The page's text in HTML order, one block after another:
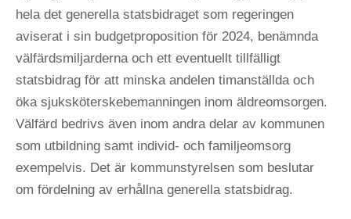
hela det generella statsbidraget som regeringen
aviserat i sin budgetproposition för 2024, benämnda
välfärdsmiljarderna och ett eventuellt tillfälligt
statsbidrag för att minska andelen timanställda och
öka sjuksköterskebemanningen inom äldreomsorgen.
Välfärd bedrivs även inom andra delar av kommunen
som utbildning samt individ- och familjeomsorg
exempelvis. Det är kommunstyrelsen som beslutar
om fördelning av erhållna generella statsbidrag.